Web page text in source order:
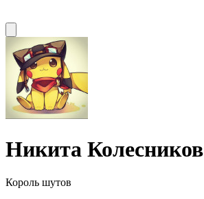
Никита Колесников
Король шутов